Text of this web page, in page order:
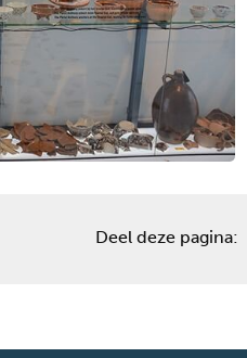
Deel deze pagina: